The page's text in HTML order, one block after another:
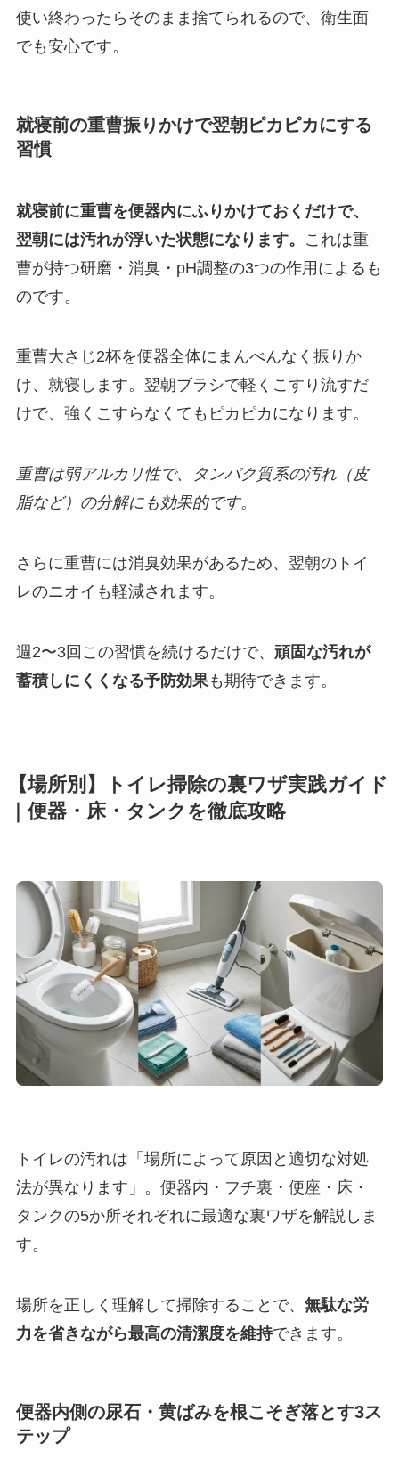
使い終わったらそのまま捨てられるので、衛生面
でも安心です。
就寝前の重曹振りかけで翌朝ピカピカにする
習慣
就寝前に重曹を便器内にふりかけておくだけで、
翌朝には汚れが浮いた状態になります。
これは重
曹が持つ研磨・消臭・pH調整の3つの作用によるも
のです。
重曹大さじ2杯を便器全体にまんべんなく振りか
け、就寝します。翌朝ブラシで軽くこすり流すだ
けで、強くこすらなくてもピカピカになります。
重曹は弱アルカリ性で、タンパク質系の汚れ（皮
脂など）の分解にも効果的です。
さらに重曹には消臭効果があるため、翌朝のトイ
レのニオイも軽減されます。
週2〜3回この習慣を続けるだけで、 頑固な汚れが
蓄積しにくくなる予防効果も期待できます。
【場所別】トイレ掃除の裏ワザ実践ガイド
｜便器・床・タンクを徹底攻略
トイレの汚れは「場所によって原因と適切な対処
法が異なります」。便器内・フチ裏・便座・床・
タンクの5か所それぞれに最適な裏ワザを解説しま
す。
場所を正しく理解して掃除することで、 無駄な労
力を省きながら最高の清潔度を維持できます。
便器内側の尿石・黄ばみを根こそぎ落とす3ス
テップ